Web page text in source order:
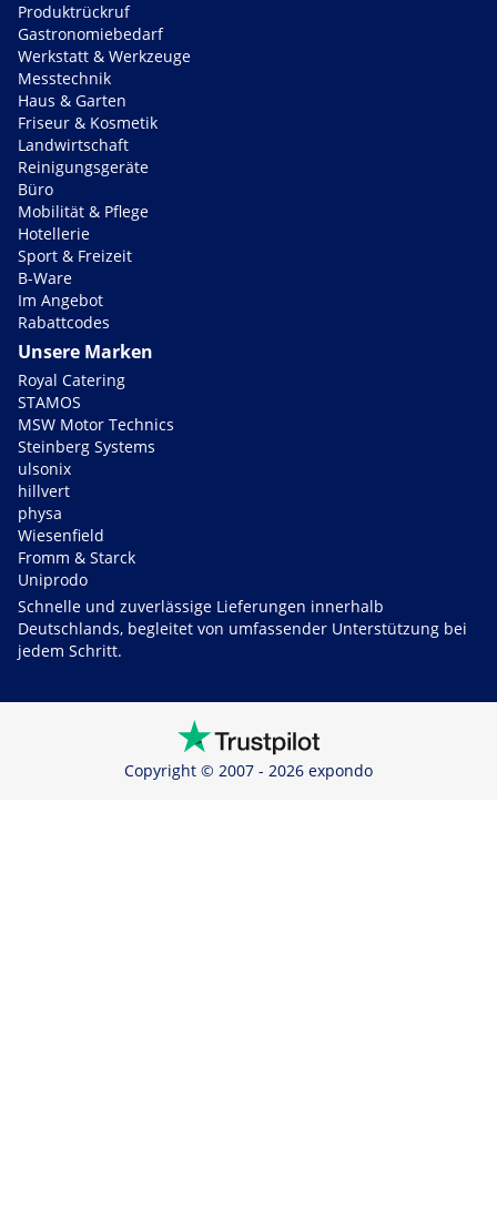
Produktrückruf
Gastronomiebedarf
Werkstatt & Werkzeuge
Messtechnik
Haus & Garten
Friseur & Kosmetik
Landwirtschaft
Reinigungsgeräte
Büro
Mobilität & Pflege
Hotellerie
Sport & Freizeit
B-Ware
Im Angebot
Rabattcodes
Unsere Marken
Royal Catering
STAMOS
MSW Motor Technics
Steinberg Systems
ulsonix
hillvert
physa
Wiesenfield
Fromm & Starck
Uniprodo
Schnelle und zuverlässige Lieferungen innerhalb
Deutschlands, begleitet von umfassender Unterstützung bei
jedem Schritt.
Copyright © 2007 - 2026 expondo